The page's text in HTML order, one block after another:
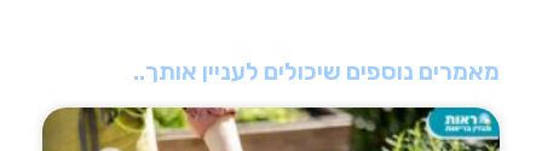
מאמרים נוספים שיכולים לעניין אותך..